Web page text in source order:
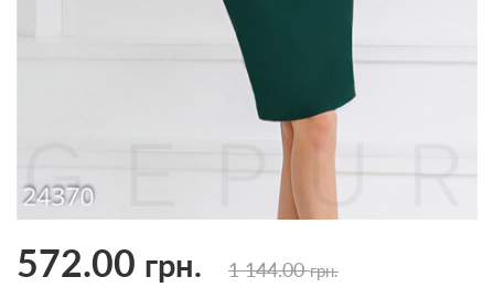
572.00 грн. 1 144.00грн.